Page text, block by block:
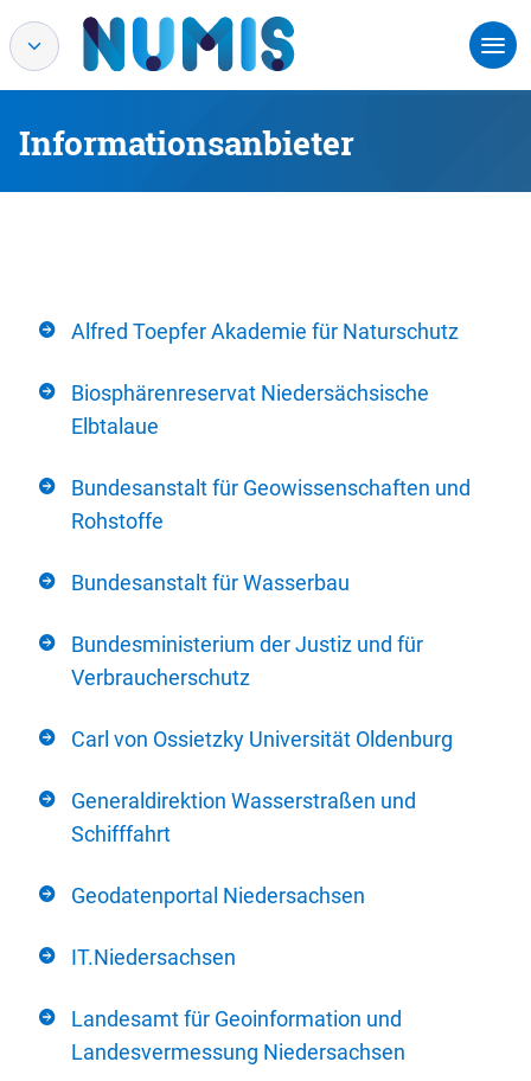
Informationsanbieter
Alfred Toepfer Akademie für Naturschutz
Biosphärenreservat Niedersächsische
Elbtalaue
Bundesanstalt für Geowissenschaften und
Rohstoffe
Bundesanstalt für Wasserbau
Bundesministerium der Justiz und für
Verbraucherschutz
Carl von Ossietzky Universität Oldenburg
Generaldirektion Wasserstraßen und
Schifffahrt
Geodatenportal Niedersachsen
IT.Niedersachsen
Landesamt für Geoinformation und
Landesvermessung Niedersachsen